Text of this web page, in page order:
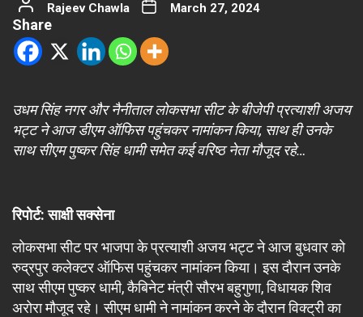
Rajeev Chawla March 27, 2024
Share
उधम सिंह नगर और नैनीताल लोकसभा सीट के बीजेपी प्रत्याशी अजय
भट्ट ने आज डीएम ऑफिस पहुंचकर नामांकन किया, साथ ही उनके
साथ सीएम पुष्कर सिंह धामी समेत कई वरिष्ठ नेता मौजूद रहे…
रिपोर्ट: साक्षी सक्सेना
लोकसभा सीट पर भाजपा के प्रत्याशी अजय भट्ट ने आज बुधवार को
रुद्रपुर कलेक्टर ऑफिस पहुंचकर नामांकन किया। इस दौरान उनके
साथ सीएम पुष्कर धामी, कैबिनेट मंत्री सौरभ बहुगुणा, विधायक शिव
अरोरा मौजूद रहे। सीएम धामी ने नामांकन करने के दौरान विक्ट्री का